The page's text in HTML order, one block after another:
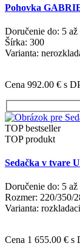
Pohovka
Doručenie do: 5
Šírka: 300
Varianta:
Cena 992.00 € s
TOP bestseller
TOP produkt
Sedačka v tvare
Doručenie do: 5
Rozmer: 220/350/
Varianta:
Cena 1 655.00 € s